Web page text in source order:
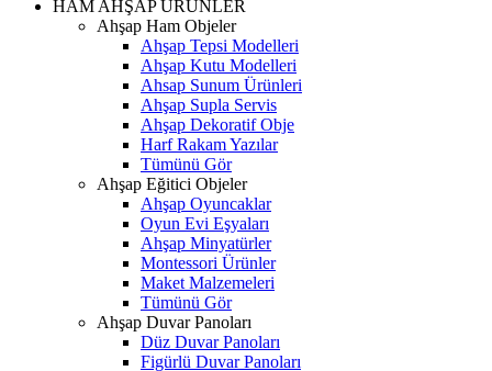
HAM AHŞAP ÜRÜNLER
Ahşap Ham Objeler
Ahşap Tepsi Modelleri
Ahşap Kutu Modelleri
Ahsap Sunum Ürünleri
Ahşap Supla Servis
Ahşap Dekoratif Obje
Harf Rakam Yazılar
Tümünü Gör
Ahşap Eğitici Objeler
Ahşap Oyuncaklar
Oyun Evi Eşyaları
Ahşap Minyatürler
Montessori Ürünler
Maket Malzemeleri
Tümünü Gör
Ahşap Duvar Panoları
Düz Duvar Panoları
Figürlü Duvar Panoları